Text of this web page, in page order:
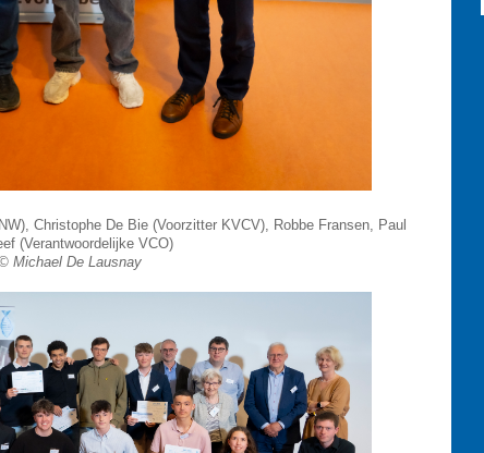
Christophe De Bie (Voorzitter KVCV), Robbe Fransen, Paul
(Verantwoordelijke VCO)
Michael De Lausnay